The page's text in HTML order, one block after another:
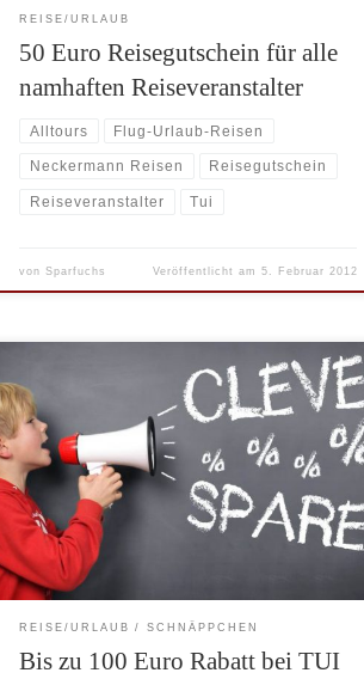
REISE/URLAUB
50 Euro Reisegutschein für alle
namhaften Reiseveranstalter
Alltours Flug-Urlaub-Reisen
Neckermann Reisen Reisegutschein
Reiseveranstalter Tui
vonSparfuchs Veröffentlicht am 5. Februar 2012
Wenn Sie auf der Suche nach einem Schnäppchen-
Urlaub sind, schauen Sie mal bei TUI vorbei. Bei
Buchung bis zum 31.03.2011 gibt es in ausgewählten
Hotels in Griechenland bis zu 100 Euro pro Person je
Aufenthalt. Der Rabatt ist für die gesamte
Sommersaison gültig. Das Angebot gilt ab sofort,
solange der […]
REISE/URLAUB SCHNÄPPCHEN
Bis zu 100 Euro Rabatt bei TUI